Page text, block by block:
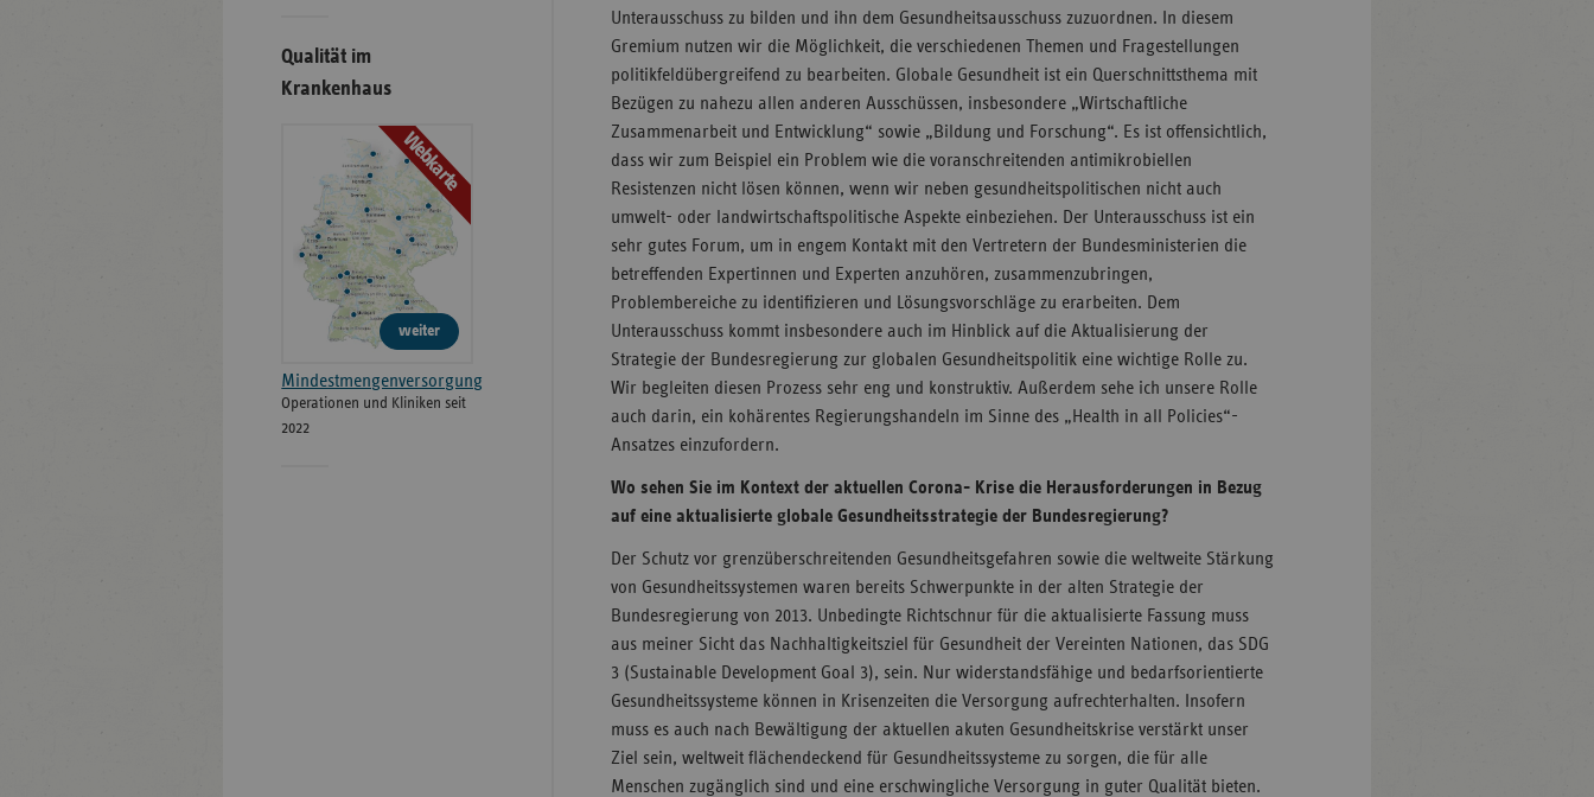
Unterausschuss zu bilden und ihn dem Gesundheitsausschuss zuzuordnen. In diesem
Gremium nutzen wir die Möglichkeit, die verschiedenen Themen und Fragestellungen
politikfeldübergreifend zu bearbeiten. Globale Gesundheit ist ein Querschnittsthema mit
Bezügen zu nahezu allen anderen Ausschüssen, insbesondere „Wirtschaftliche
Zusammenarbeit und Entwicklung“ sowie „Bildung und Forschung“. Es ist offensichtlich,
dass wir zum Beispiel ein Problem wie die voranschreitenden antimikrobiellen
Resistenzen nicht lösen können, wenn wir neben gesundheitspolitischen nicht auch
umwelt- oder landwirtschaftspolitische Aspekte einbeziehen. Der Unterausschuss ist ein
sehr gutes Forum, um in engem Kontakt mit den Vertretern der Bundesministerien die
betreffenden Expertinnen und Experten anzuhören, zusammenzubringen,
Problembereiche zu identifizieren und Lösungsvorschläge zu erarbeiten. Dem
Unterausschuss kommt insbesondere auch im Hinblick auf die Aktualisierung der
Strategie der Bundesregierung zur globalen Gesundheitspolitik eine wichtige Rolle zu.
Wir begleiten diesen Prozess sehr eng und konstruktiv. Außerdem sehe ich unsere Rolle
auch darin, ein kohärentes Regierungshandeln im Sinne des „Health in all Policies“-
Ansatzes einzufordern.
Wo sehen Sie im Kontext der aktuellen Corona- Krise die Herausforderungen in Bezug
auf eine aktualisierte globale Gesundheitsstrategie der Bundesregierung?
Der Schutz vor grenzüberschreitenden Gesundheitsgefahren sowie die weltweite Stärkung
von Gesundheitssystemen waren bereits Schwerpunkte in der alten Strategie der
Bundesregierung von 2013. Unbedingte Richtschnur für die aktualisierte Fassung muss
aus meiner Sicht das Nachhaltigkeitsziel für Gesundheit der Vereinten Nationen, das SDG
3 (Sustainable Development Goal 3), sein. Nur widerstandsfähige und bedarfsorientierte
Gesundheitssysteme können in Krisenzeiten die Versorgung aufrechterhalten. Insofern
muss es auch nach Bewältigung der aktuellen akuten Gesundheitskrise verstärkt unser
Ziel sein, weltweit flächendeckend für Gesundheitssysteme zu sorgen, die für alle
Menschen zugänglich sind und eine erschwingliche Versorgung in guter Qualität bieten.
Qualität im
Krankenhaus
Webkarte
weiter
Mindestmengenversorgung
Operationen und Kliniken seit
2022